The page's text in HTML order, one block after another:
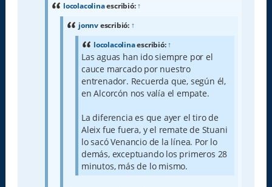
locolacolinaescribió:↑
jonnvescribió: ↑
locolacolinaescribió:↑
Las aguas han ido siempre por el
cauce marcado por nuestro
entrenador. Recuerda que, según él,
en Alcorcón nos valía el empate.
La diferencia es que ayer el tiro de
Aleix fue fuera, y el remate de Stuani
lo sacó Venancio de la línea. Por lo
demás, exceptuando los primeros 28
minutos, más de lo mismo.